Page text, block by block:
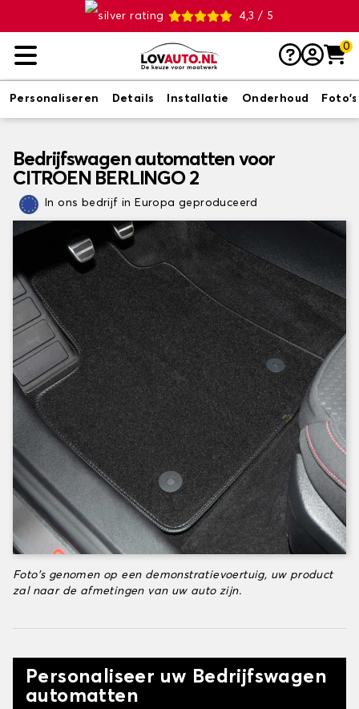
4,3 / 5
0
Personaliseren Details Installatie Onderhoud Foto's
Bedrijfswagen automatten voor
CITROEN BERLINGO 2
In ons bedrijf in Europa geproduceerd
Foto's genomen op een demonstratievoertuig, uw product
zal naar de afmetingen van uw auto zijn.
Personaliseer uw Bedrijfswagen
automatten